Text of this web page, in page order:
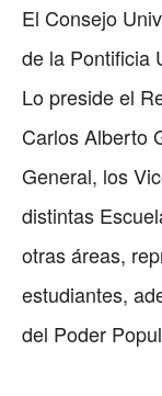
El Consejo
de la Pontificia
Lo preside el
Carlos Alberto
General, los
distintas
otras áreas,
estudiantes,
del Poder